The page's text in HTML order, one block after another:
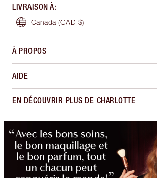
LIVRAISON À:
Canada (CAD $)
À PROPOS
AIDE
EN DÉCOUVRIR PLUS DE CHARLOTTE